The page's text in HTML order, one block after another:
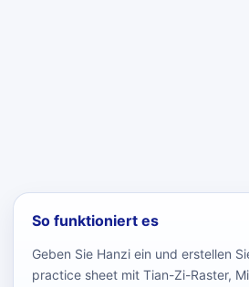
So funktioniert es
Geben Sie Hanzi ein und erstellen
practice sheet mit Tian-Zi-Raster,